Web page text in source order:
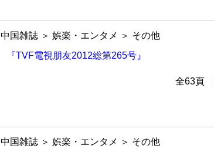
中国雑誌 ＞ 娯楽・エンタメ ＞ その他
『TVF電視朋友2012総第265号』
全63頁
中国雑誌 ＞ 娯楽・エンタメ ＞ その他